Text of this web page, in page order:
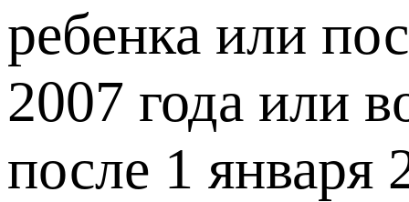
ребенка или
2007 года или
после 1 января